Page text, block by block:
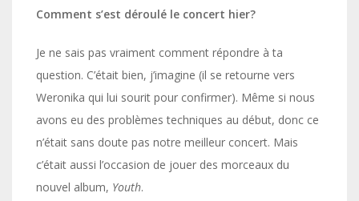
Comment s’est déroulé le concert hier?
Je ne sais pas vraiment comment répondre à ta
question. C’était bien, j’imagine (il se retourne vers
Weronika qui lui sourit pour confirmer). Même si nous
avons eu des problèmes techniques au début, donc ce
n’était sans doute pas notre meilleur concert. Mais
c’était aussi l’occasion de jouer des morceaux du
nouvel album, Youth.